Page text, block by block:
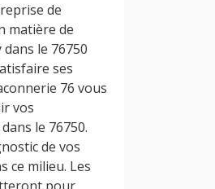
de
matière de
le 76750
ses
76 vous
vos
le 76750.
de vos
ce milieu. Les